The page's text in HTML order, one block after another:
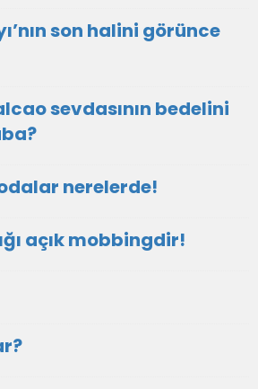
son halini görünce
sevdasının bedelini
nerelerde!
açık mobbingdir!